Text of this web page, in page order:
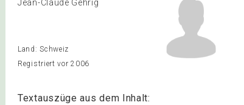
Jean-Claude Gehrig
Land: Schweiz
Registriert vor 2006
Textauszüge aus dem Inhalt: